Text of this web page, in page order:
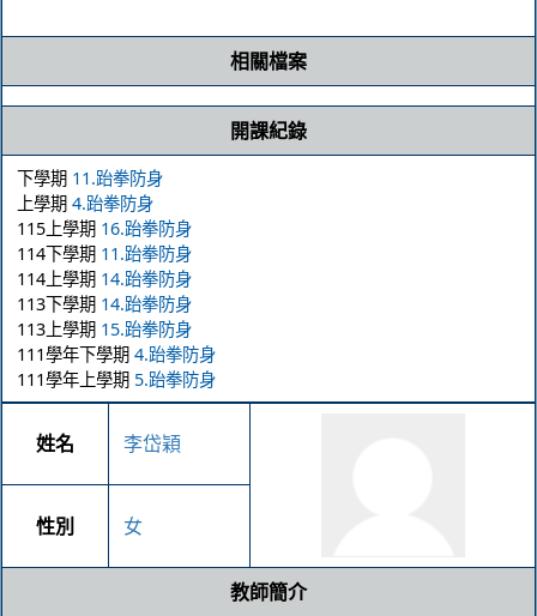
相關檔案
開課紀錄
下學期 11.跆拳防身
上學期 4.跆拳防身
115上學期 16.跆拳防身
114下學期 11.跆拳防身
114上學期 14.跆拳防身
113下學期 14.跆拳防身
113上學期 15.跆拳防身
111學年下學期 4.跆拳防身
111學年上學期 5.跆拳防身
姓名 李岱穎
性別 女
教師簡介